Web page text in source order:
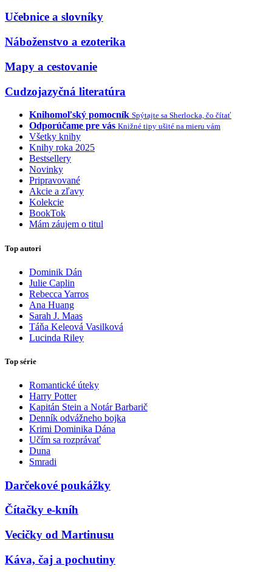
Učebnice a slovníky
Náboženstvo a ezoterika
Mapy a cestovanie
Cudzojazyčná literatúra
Knihomoľský pomocník Spýtajte sa Sherlocka, čo čítať
Odporúčame pre vás Knižné tipy ušité na mieru vám
Všetky knihy
Knihy roka 2025
Bestsellery
Novinky
Pripravované
Akcie a zľavy
Kolekcie
BookTok
Mám záujem o titul
Top autori
Dominik Dán
Julie Caplin
Rebecca Yarros
Ana Huang
Sarah J. Maas
Táňa Keleová Vasilková
Lucinda Riley
Top série
Romantické úteky
Harry Potter
Kapitán Stein a Notár Barbarič
Denník odvážneho bojka
Krimi Dominika Dána
Učím sa rozprávať
Duna
Smradi
Darčekové poukážky
Čítačky e-kníh
Vecičky od Martinusu
Káva, čaj a pochutiny